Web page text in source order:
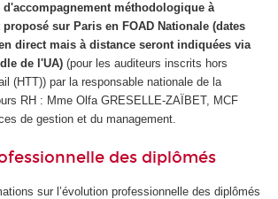
d'accompagnement méthodologique à
proposé sur Paris en FOAD Nationale(dates
direct mais à distance seront indiquées via
de l'UA)(pour les auditeurs inscrits hors
(HTT)) par la responsable nationale de la
RH : Mme Olfa GRESELLE-ZAÏBET, MCF
de gestion et du management.
des diplômés
sur l’évolution professionnelle des diplômés